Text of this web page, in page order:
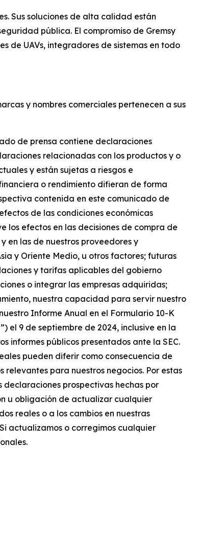
Sus soluciones de alta calidad están
pública. El compromiso de Gremsy
de UAVs, integradores de sistemas en todo
y nombres comerciales pertenecen a sus
de prensa contiene declaraciones
relacionadas con los productos y o
y están sujetas a riesgos e
o rendimiento difieran de forma
contenida en este comunicado de
de las condiciones económicas
los efectos en las decisiones de compra de
en las de nuestros proveedores y
y Oriente Medio, u otros factores; futuras
y tarifas aplicables del gobierno
o integrar las empresas adquiridas;
nuestra capacidad para servir nuestro
Informe Anual en el Formulario 10-K
el 9 de septiembre de 2024, inclusive en la
informes públicos presentados ante la SEC.
pueden diferir como consecuencia de
para nuestros negocios. Por estas
prospectivas hechas por
u obligación de actualizar cualquier
reales o a los cambios en nuestras
actualizamos o corregimos cualquier